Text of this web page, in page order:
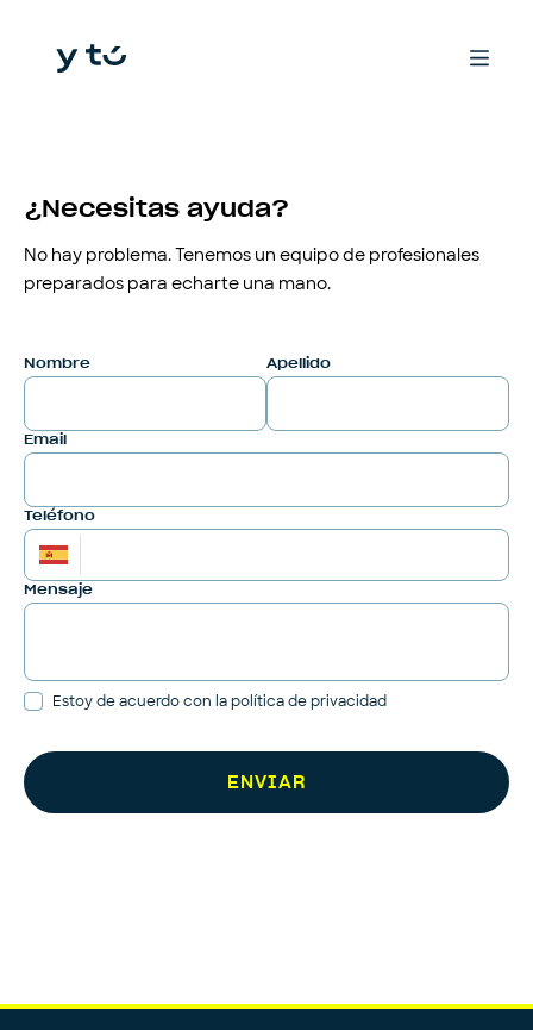
¿Necesitas ayuda?
No hay problema. Tenemos un equipo de profesionales
preparados para echarte una mano.
Nombre Apellido
Email
Teléfono
Mensaje
Estoy de acuerdo con la política de privacidad
ENVIAR